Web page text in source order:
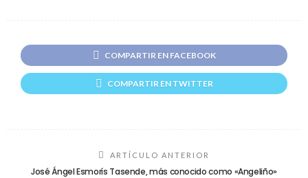
COMPARTIR EN FACEBOOK
COMPARTIR EN TWITTER
ARTÍCULO ANTERIOR
José Ángel Esmorís Tasende, más conocido como «Angeliño»